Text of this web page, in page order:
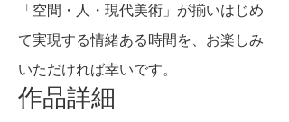
「空間・人・現代美術」が揃いはじめ
て実現する情緒ある時間を、お楽しみ
いただければ幸いです。
作品詳細